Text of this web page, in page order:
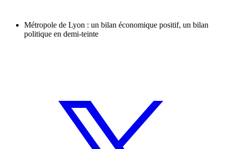
Métropole de Lyon : un bilan économique positif, un bilan
politique en demi-teinte